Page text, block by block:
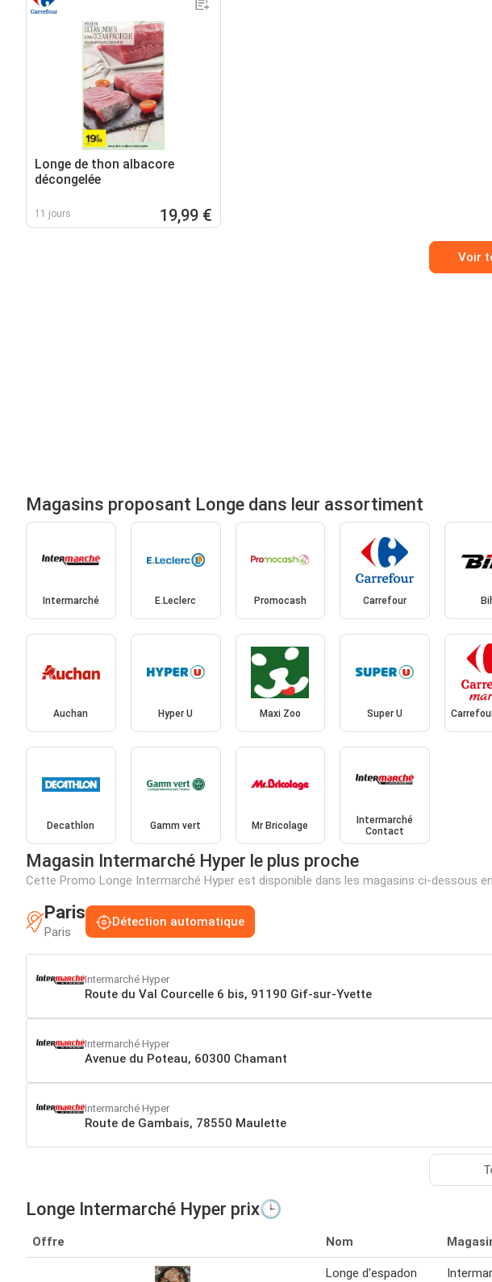
Longe de thon albacore
décongelée
11 jours 19,99 €
Voir
Magasins proposant Longe dans leur assortiment
Intermarché E.Leclerc Promocash Carrefour
Auchan Hyper U Maxi Zoo Super U
Decathlon Gamm vert Mr Bricolage
Intermarché
Contact
Magasin Intermarché Hyper le plus proche
Cette Promo Longe Intermarché Hyper est disponible dans les magasins ci-dessous
Paris
Paris
Détection automatique
Intermarché Hyper
Route du Val Courcelle 6 bis, 91190 Gif-sur-Yvette
Intermarché Hyper
Avenue du Poteau, 60300 Chamant
Intermarché Hyper
Route de Gambais, 78550 Maulette
Longe Intermarché Hyper prix🕒
Offre Nom
Longe d'espadon